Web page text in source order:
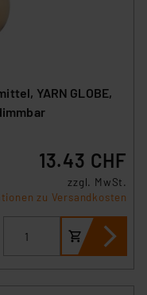
YARN GLOBE,
13.43 CHF
zzgl. MwSt.
zu Versandkosten